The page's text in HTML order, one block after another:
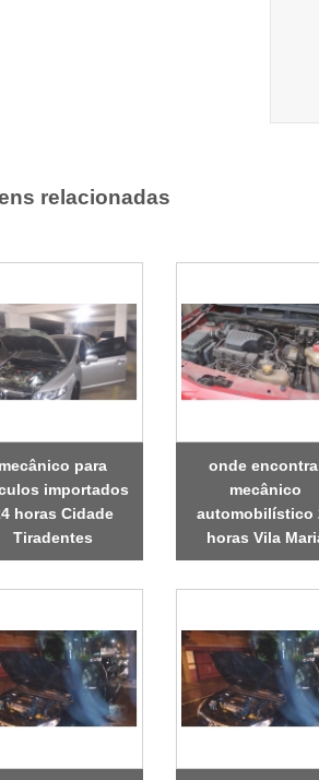
relacionadas
mecânico para
importados
horas Cidade
Tiradentes
onde
mecânico
automobilístico
horas Vila